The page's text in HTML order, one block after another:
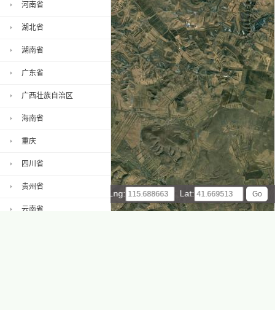
河南省
湖北省
湖南省
广东省
广西壮族自治区
海南省
重庆
四川省
贵州省
云南省
Lng: Lat: